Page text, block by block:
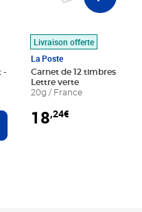
-
au panier
Livraison offerte
La Poste
Carnet de 12 timbres - Le
Lettre verte
20g / France
18,24€